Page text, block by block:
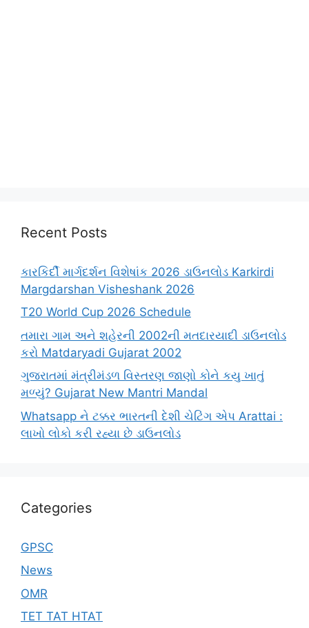
Recent Posts
કારકિર્દી માર્ગદર્શન વિશેષાંક 2026 ડાઉનલોડ Karkirdi
Margdarshan Visheshank 2026
T20 World Cup 2026 Schedule
તમારા ગામ અને શહેરની 2002ની મતદારયાદી ડાઉનલોડ
કરો Matdaryadi Gujarat 2002
ગુજરાતમાં મંત્રીમંડળ વિસ્તરણ જાણો કોને કયુ ખાતું
મળ્યું? Gujarat New Mantri Mandal
Whatsapp ને ટક્કર ભારતની દેશી ચેટિંગ એપ Arattai :
લાખો લોકો કરી રહ્યા છે ડાઉનલોડ
Categories
GPSC
News
OMR
TET TAT HTAT